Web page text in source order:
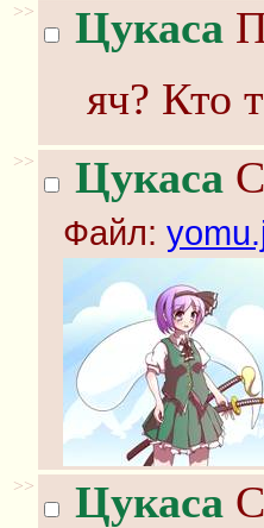
>> Цукаса
яч? Кто
>> Цукаса
Файл:
>> Цукаса